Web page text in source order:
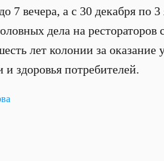
7 вечера, а с 30 декабря по
дела на
лет колонии за оказание
здоровья потребителей.